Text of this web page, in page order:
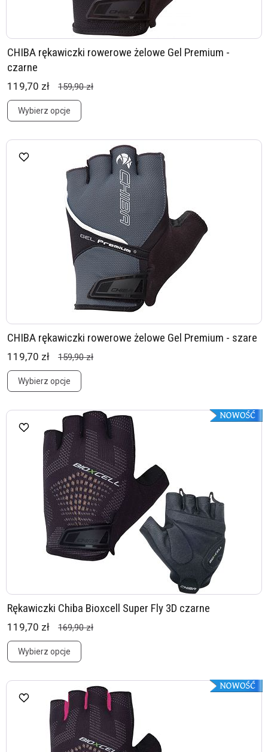
CHIBA rękawiczki rowerowe żelowe Gel Premium -
czarne
119,70 zł 159,90 zł
Wybierz opcje
CHIBA rękawiczki rowerowe żelowe Gel Premium - szare
119,70 zł 159,90 zł
Wybierz opcje
Rękawiczki Chiba Bioxcell Super Fly 3D czarne
119,70 zł 169,90 zł
Wybierz opcje